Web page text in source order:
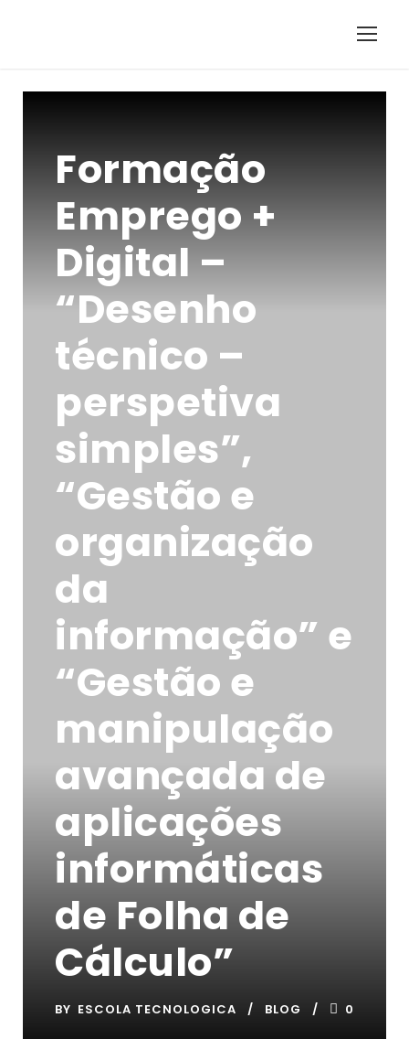
Formação
Emprego +
Digital –
“Desenho
técnico –
perspetiva
simples”,
“Gestão e
organização
da
informação” e
“Gestão e
manipulação
avançada de
aplicações
informáticas
de Folha de
Cálculo”
BY ESCOLA TECNOLOGICA BLOG 0